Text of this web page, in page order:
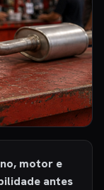
motor e
antes